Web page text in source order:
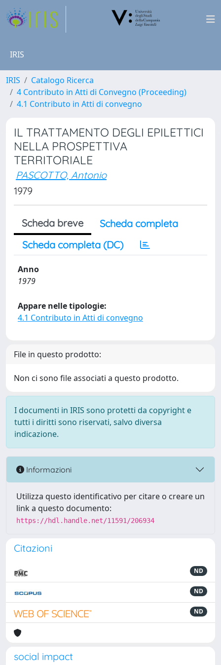
IRIS
IRIS
Catalogo Ricerca
4 Contributo in Atti di Convegno (Proceeding)
4.1 Contributo in Atti di convegno
IL TRATTAMENTO DEGLI EPILETTICI
NELLA PROSPETTIVA
TERRITORIALE
PASCOTTO, Antonio
1979
Scheda breve
Scheda completa
Scheda completa (DC)
Anno
1979
Appare nelle tipologie:
4.1 Contributo in Atti di convegno
File in questo prodotto:
Non ci sono file associati a questo prodotto.
I documenti in IRIS sono protetti da copyright e
tutti i diritti sono riservati, salvo diversa
indicazione.
Informazioni
Utilizza questo identificativo per citare o creare un
link a questo documento:
https://hdl.handle.net/11591/206934
Citazioni
ND
ND
ND
social impact